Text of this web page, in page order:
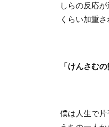
しらの反応
くらい加重
「けんさむ
僕は人生で